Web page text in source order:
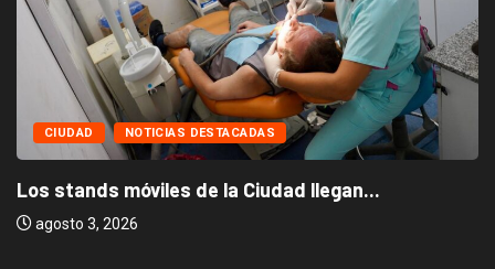
CIUDAD NOTICIAS DESTACADAS
Los stands móviles de la Ciudad llegan...
agosto 3, 2026